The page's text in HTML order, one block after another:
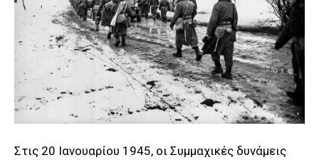
Στις 20 Ιανουαρίου 1945, οι Συμμαχικές δυνάμεις